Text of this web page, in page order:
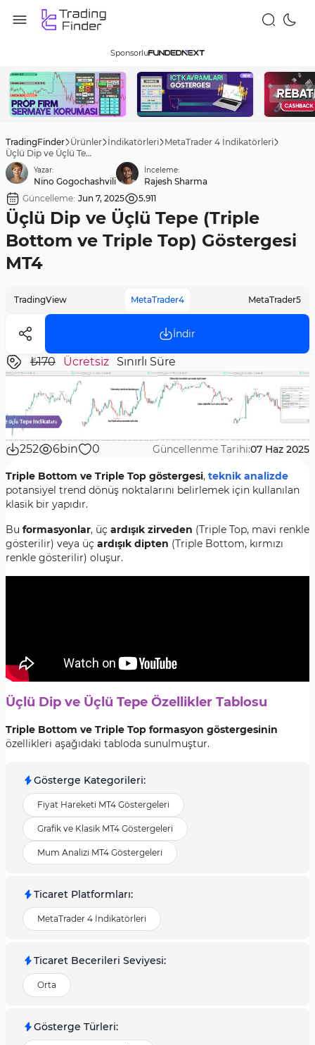
Sponsorlu
TradingFinder Ürünler İndikatörleri MetaTrader 4 İndikatörleri
Üçlü Dip ve Üçlü Tepe (Triple Bottom ve Triple Top) Göstergesi MT4
Yazar:
Nino Gogochashvili
İnceleme:
Rajesh Sharma
Güncelleme: Jun 7, 2025 5.911
Üçlü Dip ve Üçlü Tepe (Triple
Bottom ve Triple Top) Göstergesi
MT4
TradingView MetaTrader4 MetaTrader5
İndir
₺170 Ücretsiz Sınırlı Süre
252 6bin 0 Güncellenme Tarihi:07 Haz 2025
Triple Bottom ve Triple Top göstergesi, teknik analizde
potansiyel trend dönüş noktalarını belirlemek için kullanılan
klasik bir yapıdır.
Bu formasyonlar, üç ardışık zirveden (Triple Top, mavi renkle
gösterilir) veya üç ardışık dipten (Triple Bottom, kırmızı
renkle gösterilir) oluşur.
Üçlü Dip ve Üçlü Tepe Özellikler Tablosu
Triple Bottom ve Triple Top formasyon göstergesinin
özellikleri aşağıdaki tabloda sunulmuştur.
Gösterge Kategorileri:
Fiyat Hareketi MT4 Göstergeleri
Grafik ve Klasik MT4 Göstergeleri
Mum Analizi MT4 Göstergeleri
Ticaret Platformları:
MetaTrader 4 İndikatörleri
Ticaret Becerileri Seviyesi:
Orta
Gösterge Türleri: